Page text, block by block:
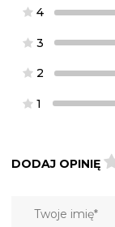
4
3
2
1
DODAJ OPINIĘ